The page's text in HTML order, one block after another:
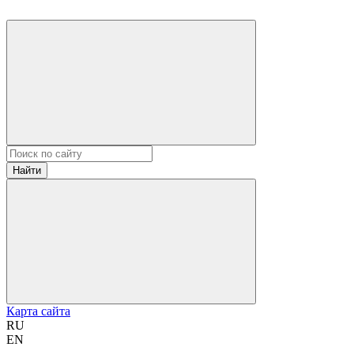
Найти
Карта сайта
RU
EN